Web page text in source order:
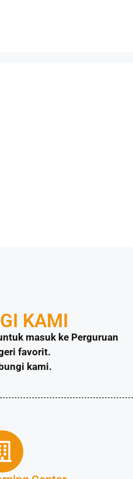
KAMI
masuk ke Perguruan
favorit.
kami.